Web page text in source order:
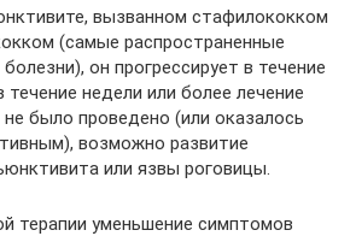
вызванном стафилококком
(самые распространенные
он прогрессирует в течение
течение недели или более лечение
было проведено (или оказалось
возможно развитие
или язвы роговицы.
терапии уменьшение симптомов